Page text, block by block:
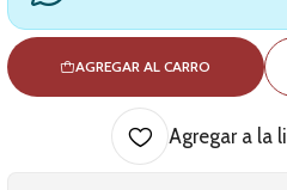
AGREGAR AL CARRO
Agregar a la